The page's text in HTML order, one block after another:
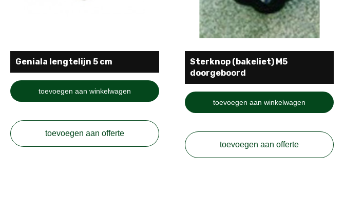
Geniala lengtelijn 5 cm
toevoegen aan winkelwagen
toevoegen aan offerte
Sterknop (bakeliet) M5
doorgeboord
toevoegen aan winkelwagen
toevoegen aan offerte